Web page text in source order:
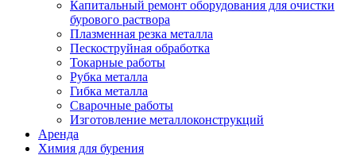
Капитальный ремонт оборудования для очистки
бурового раствора
Плазменная резка металла
Пескоструйная обработка
Токарные работы
Рубка металла
Гибка металла
Сварочные работы
Изготовление металлоконструкций
Аренда
Химия для бурения